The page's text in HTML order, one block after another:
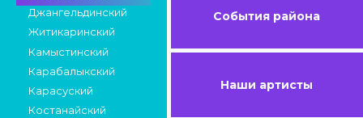
Джангельдинский
Житикаринский
Камыстинский
Карабалыкский
Карасуский
Костанайский
События района
Наши артисты